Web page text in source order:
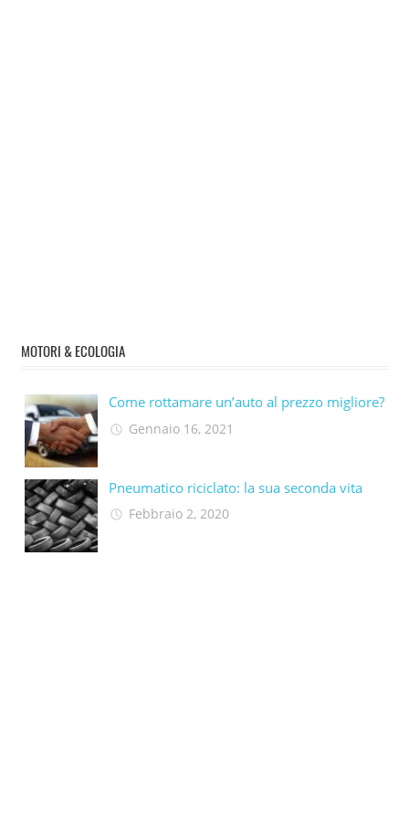
MOTORI & ECOLOGIA
Come rottamare un’auto al prezzo migliore?
Gennaio 16, 2021
Pneumatico riciclato: la sua seconda vita​
Febbraio 2, 2020